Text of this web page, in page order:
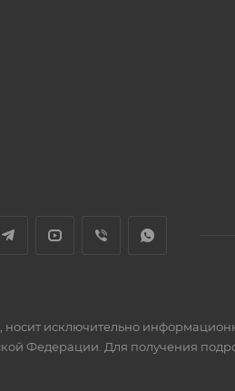
исключительно
Федерации. Для получения